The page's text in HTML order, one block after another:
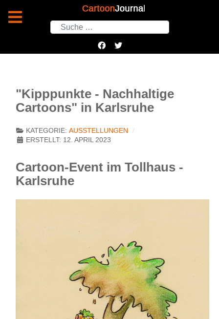
Suchen
"Kipppunkte - Nachhaltige
Cartoons" in Karlsruhe
KATEGORIE: AUSSTELLUNGEN
ERSTELLT: 12. APRIL 2023
Cartoon-Event im Tollhaus -
Karlsruhe